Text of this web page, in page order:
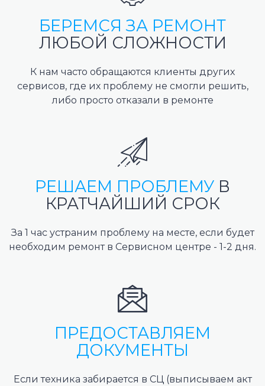
БЕРЕМСЯ ЗА РЕМОНТ
ЛЮБОЙ СЛОЖНОСТИ
К нам часто обращаются клиенты других
сервисов, где их проблему не смогли решить,
либо просто отказали в ремонте
РЕШАЕМ ПРОБЛЕМУ В
КРАТЧАЙШИЙ СРОК
За 1 час устраним проблему на месте, если будет
необходим ремонт в Сервисном центре - 1-2 дня.
ПРЕДОСТАВЛЯЕМ
ДОКУМЕНТЫ
Если техника забирается в СЦ (выписываем акт